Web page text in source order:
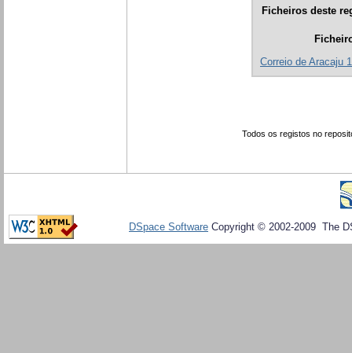
Ficheiros deste
Correio de Aracaju
Todos os registos no
DSpace Software Copyright © 2002-2009 The